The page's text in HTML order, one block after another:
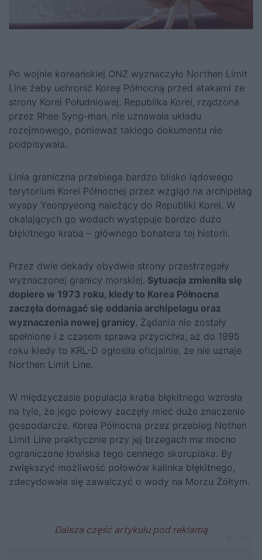
Po wojnie koreańskiej ONZ wyznaczyło Northen Limit
Line żeby uchronić Koreę Północną przed atakami ze
strony Korei Południowej. Republika Korei, rządzona
przez Rhee Syng-man, nie uznawała układu
rozejmowego, ponieważ takiego dokumentu nie
podpisywała.
Linia graniczna przebiega bardzo blisko lądowego
terytorium Korei Północnej przez wzgląd na archipelag
wyspy Yeonpyeong należący do Republiki Korei. W
okalających go wodach występuje bardzo dużo
błękitnego kraba – głównego bohatera tej historii.
Przez dwie dekady obydwie strony przestrzegały
wyznaczonej granicy morskiej. Sytuacja zmieniła się
dopiero w 1973 roku, kiedy to Korea Północna
zaczęła domagać się oddania archipelagu oraz
wyznaczenia nowej granicy. Żądania nie zostały
spełnione i z czasem sprawa przycichła, aż do 1995
roku kiedy to KRL-D ogłosiła oficjalnie, że nie uznaje
Northen Limit Line.
W międzyczasie populacja kraba błękitnego wzrosła
na tyle, że jego połowy zaczęły mieć duże znaczenie
gospodarcze. Korea Północna przez przebieg Nothen
Limit Line praktycznie przy jej brzegach ma mocno
ograniczone łowiska tego cennego skorupiaka. By
zwiększyć możliwość połowów kalinka błękitnego,
zdecydowała się zawalczyć o wody na Morzu Żółtym.